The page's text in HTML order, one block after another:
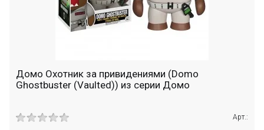
Домо Охотник за привидениями (Domo
Ghostbuster (Vaulted)) из серии Домо
Арт.: